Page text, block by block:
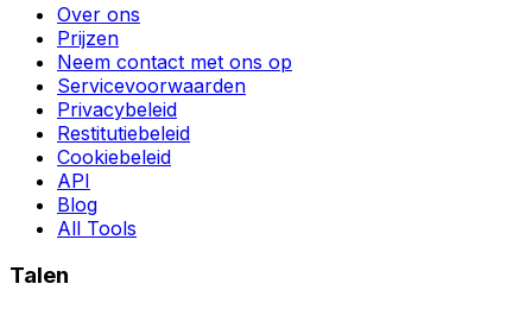
Over ons
Prijzen
Neem contact met ons op
Servicevoorwaarden
Privacybeleid
Restitutiebeleid
Cookiebeleid
API
Blog
All Tools
Talen